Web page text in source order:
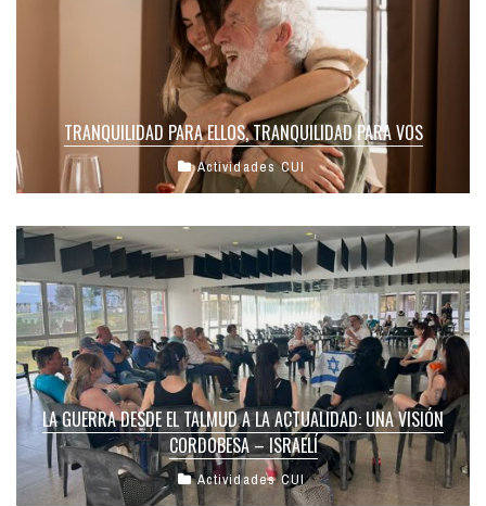
TRANQUILIDAD PARA ELLOS, TRANQUILIDAD PARA VOS
Actividades CUI
LA GUERRA DESDE EL TALMUD A LA ACTUALIDAD: UNA VISIÓN
CORDOBESA – ISRAELÍ
Actividades CUI